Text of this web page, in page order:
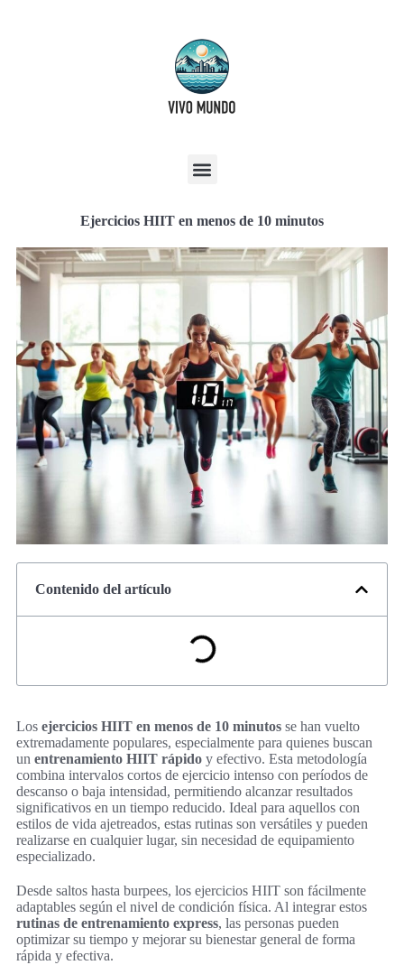
Ejercicios HIIT en menos de 10 minutos
Contenido del artículo
Los ejercicios HIIT en menos de 10 minutos se han vuelto
extremadamente populares, especialmente para quienes buscan
un entrenamiento HIIT rápido y efectivo. Esta metodología
combina intervalos cortos de ejercicio intenso con períodos de
descanso o baja intensidad, permitiendo alcanzar resultados
significativos en un tiempo reducido. Ideal para aquellos con
estilos de vida ajetreados, estas rutinas son versátiles y pueden
realizarse en cualquier lugar, sin necesidad de equipamiento
especializado.
Desde saltos hasta burpees, los ejercicios HIIT son fácilmente
adaptables según el nivel de condición física. Al integrar estos
rutinas de entrenamiento express, las personas pueden
optimizar su tiempo y mejorar su bienestar general de forma
rápida y efectiva.